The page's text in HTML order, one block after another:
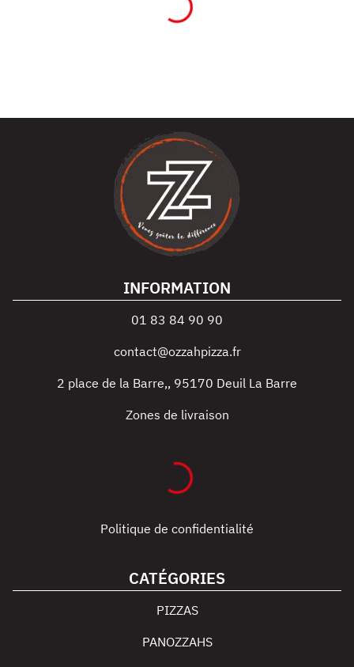
INFORMATION
01 83 84 90 90
contact@ozzahpizza.fr
2 place de la Barre,, 95170 Deuil La Barre
Zones de livraison
Politique de confidentialité
CATÉGORIES
PIZZAS
PANOZZAHS